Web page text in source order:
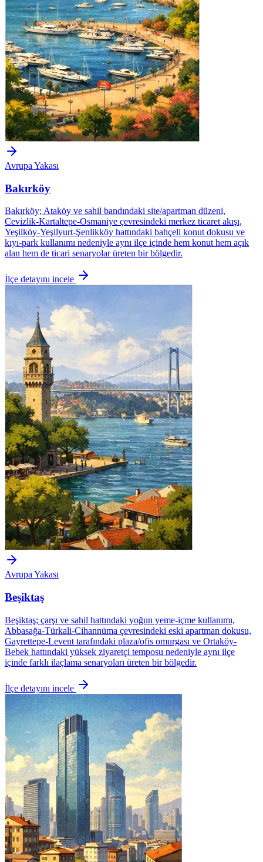
Avrupa Yakası
Bakırköy
Bakırköy; Ataköy ve sahil bandındaki site/apartman düzeni,
Cevizlik-Kartaltepe-Osmaniye çevresindeki merkez ticaret akışı,
Yeşilköy-Yeşilyurt-Şenlikköy hattındaki bahçeli konut dokusu ve
kıyı-park kullanımı nedeniyle aynı ilçe içinde hem konut hem açık
alan hem de ticari senaryolar üreten bir bölgedir.
İlçe detayını incele
Avrupa Yakası
Beşiktaş
Beşiktaş; çarşı ve sahil hattındaki yoğun yeme-içme kullanımı,
Abbasağa-Türkali-Cihannüma çevresindeki eski apartman dokusu,
Gayrettepe-Levent tarafındaki plaza/ofis omurgası ve Ortaköy-
Bebek hattındaki yüksek ziyaretçi temposu nedeniyle aynı ilçe
içinde farklı ilaçlama senaryoları üreten bir bölgedir.
İlçe detayını incele